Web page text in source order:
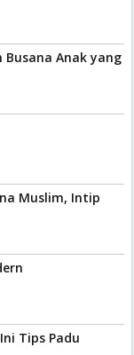
Anak yang
Muslim, Intip
Tips Padu